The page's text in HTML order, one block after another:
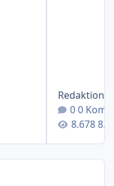
Redaktion
0